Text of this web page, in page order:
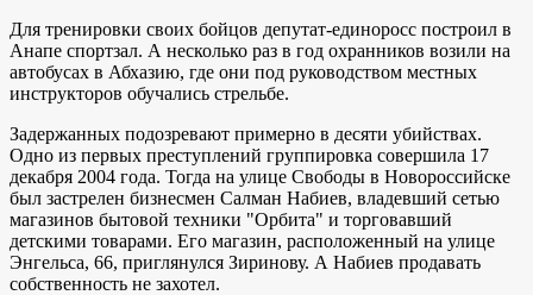
Для тренировки своих бойцов депутат-единоросс построил в
Анапе спортзал. А несколько раз в год охранников возили на
автобусах в Абхазию, где они под руководством местных
инструкторов обучались стрельбе.
Задержанных подозревают примерно в десяти убийствах.
Одно из первых преступлений группировка совершила 17
декабря 2004 года. Тогда на улице Свободы в Новороссийске
был застрелен бизнесмен Салман Набиев, владевший сетью
магазинов бытовой техники "Орбита" и торговавший
детскими товарами. Его магазин, расположенный на улице
Энгельса, 66, приглянулся Зиринову. А Набиев продавать
собственность не захотел.